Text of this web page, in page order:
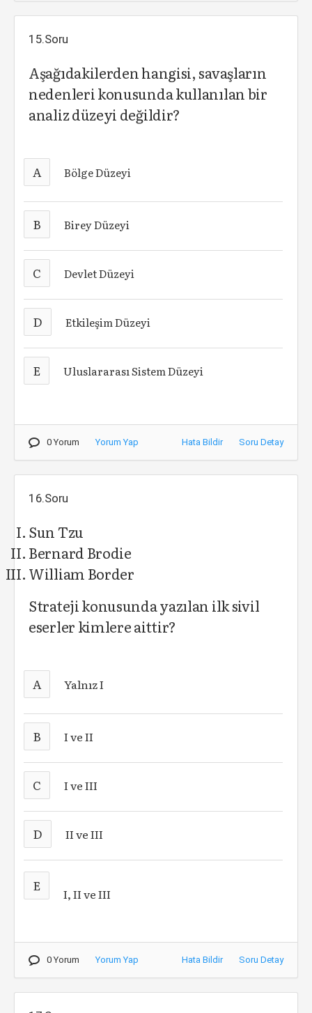
15.Soru
Aşağıdakilerden hangisi, savaşların
nedenleri konusunda kullanılan bir
analiz düzeyi değildir?
A Bölge Düzeyi
B Birey Düzeyi
C Devlet Düzeyi
D Etkileşim Düzeyi
E Uluslararası Sistem Düzeyi
0 Yorum Yorum Yap Hata Bildir Soru Detay
16.Soru
Sun Tzu
Bernard Brodie
William Border
Strateji konusunda yazılan ilk sivil
eserler kimlere aittir?
A Yalnız I
B I ve II
C I ve III
D II ve III
E I, II ve III
0 Yorum Yorum Yap Hata Bildir Soru Detay